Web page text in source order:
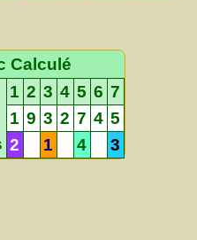
Calculé
1 2 3 4 5 6 7
1 9 3 2 7 4 5
2 1 4 3